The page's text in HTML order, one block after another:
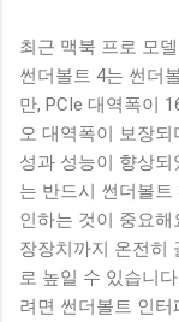
최근 맥북 프로 모
썬더볼트 4는 썬더
만, PCIe 대역폭이
오 대역폭이 보장
성과 성능이 향상
는 반드시 썬더볼
인하는 것이 중요
장장치까지 온전히
로 높일 수 있습니
려면 썬더볼트 인